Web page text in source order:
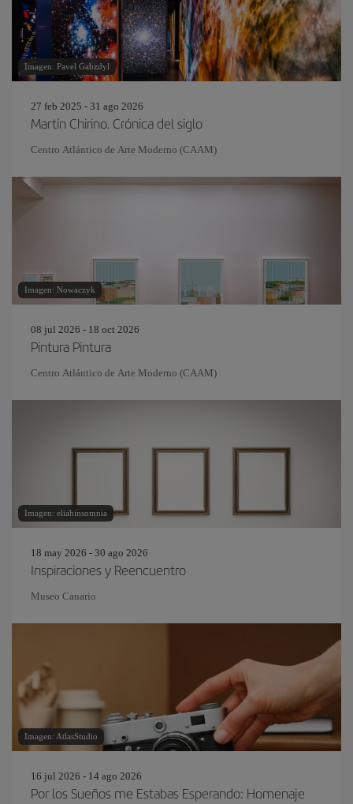
Imagen: Pavel Gabzdyl
27 feb 2025 - 31 ago 2026
Martín Chirino. Crónica del siglo
Centro Atlántico de Arte Moderno (CAAM)
Imagen: Nowaczyk
08 jul 2026 - 18 oct 2026
Pintura Pintura
Centro Atlántico de Arte Moderno (CAAM)
Imagen: eliahinsomnia
18 may 2026 - 30 ago 2026
Inspiraciones y Reencuentro
Museo Canario
Imagen: AtlasStudio
16 jul 2026 - 14 ago 2026
Por los Sueños me Estabas Esperando: Homenaje